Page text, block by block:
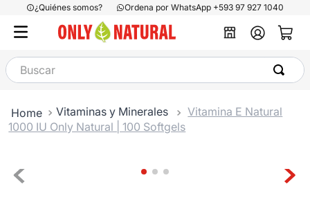
¿Quiénes somos? Ordena por WhatsApp +593 97 927 1040
Buscar
Vitaminas y Minerales
Vitamina E Natural
1000 IU Only Natural | 100 Softgels